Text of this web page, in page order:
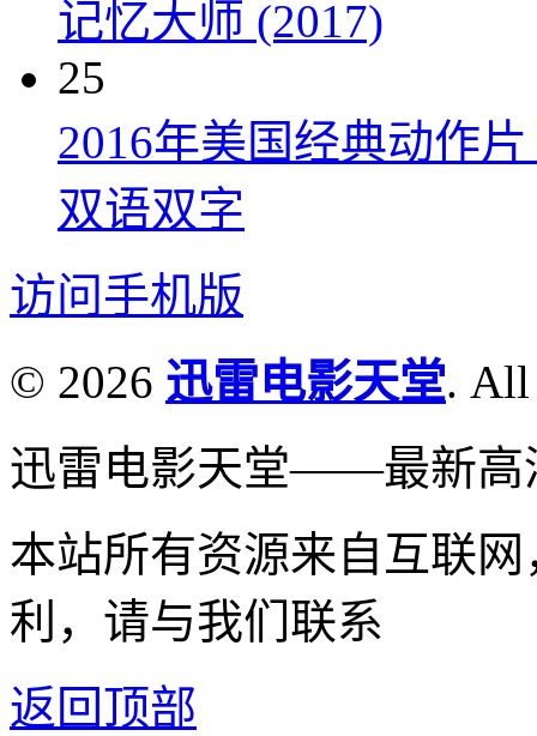
记忆大师 (2017)
25
2016年美国经典动作
双语双字
访问手机版
© 2026 迅雷电影天堂. All
迅雷电影天堂——最新高
本站所有资源来自互联
利，请与我们联系
返回顶部